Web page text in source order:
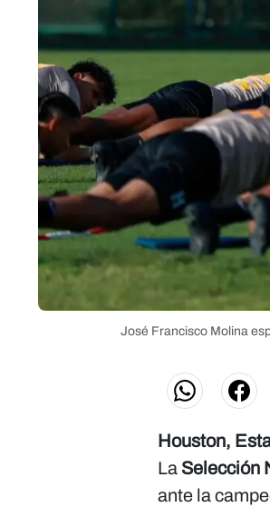
José Francisco Molina
Houston,
La Selección
ante la